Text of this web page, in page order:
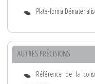
Plate-forma
AUTRES PRÉCISIONS
Référence de la